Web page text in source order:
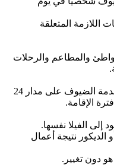
اللازمة المتعلقة
والمطاعم والرحلات
▸ فريق دعم Dream of Holiday متاح لخدمة الضيوف على مدار 24
الإقامة.
إلى الفيلا نفسها.
نتيجة أعمال
دون تغيير.